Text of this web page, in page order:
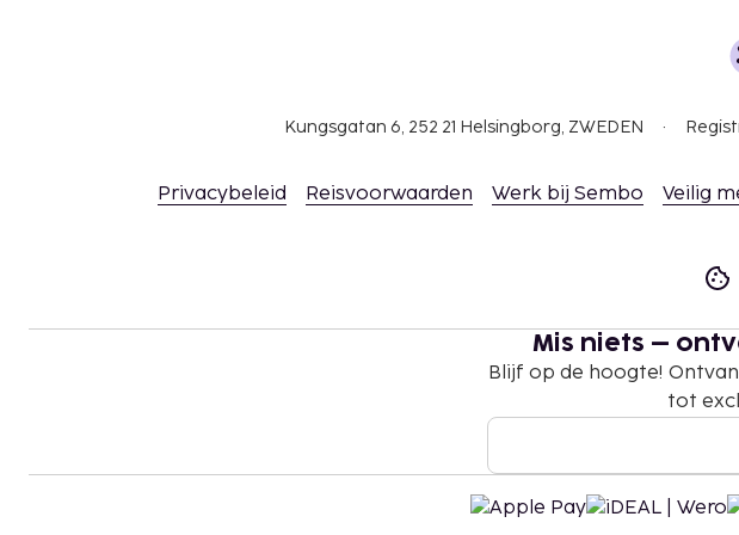
Kungsgatan 6, 252 21 Helsingborg, ZWEDEN
Privacybeleid Reisvoorwaarden Werk bij Sembo Veilig
Mis niets –
Blijf op de hoogte!
tot